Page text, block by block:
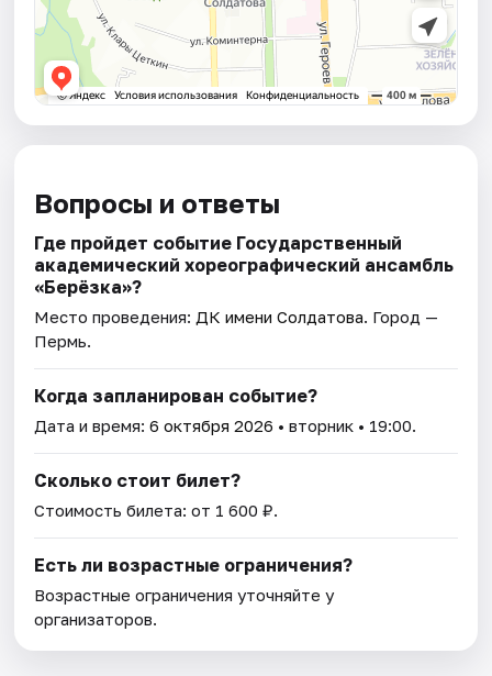
Вопросы и ответы
Где пройдет событие Государственный
академический хореографический ансамбль
«Берёзка»?
Место проведения: ДК имени Солдатова. Город —
Пермь.
Когда запланирован событие?
Дата и время:6 октября 2026 • вторник • 19:00.
Сколько стоит билет?
Стоимость билета: от 1 600 ₽.
Есть ли возрастные ограничения?
Возрастные ограничения уточняйте у
организаторов.